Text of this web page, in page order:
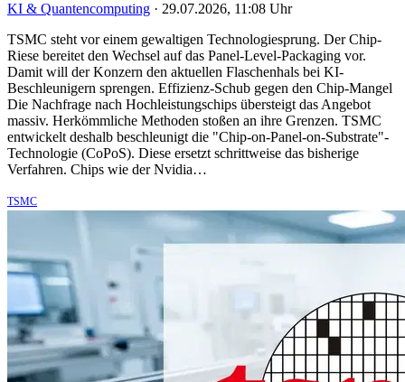
KI & Quantencomputing · 29.07.2026, 11:08 Uhr
TSMC steht vor einem gewaltigen Technologiesprung. Der Chip-
Riese bereitet den Wechsel auf das Panel-Level-Packaging vor.
Damit will der Konzern den aktuellen Flaschenhals bei KI-
Beschleunigern sprengen. Effizienz-Schub gegen den Chip-Mangel
Die Nachfrage nach Hochleistungschips übersteigt das Angebot
massiv. Herkömmliche Methoden stoßen an ihre Grenzen. TSMC
entwickelt deshalb beschleunigt die "Chip-on-Panel-on-Substrate"-
Technologie (CoPoS). Diese ersetzt schrittweise das bisherige
Verfahren. Chips wie der Nvidia…
TSMC